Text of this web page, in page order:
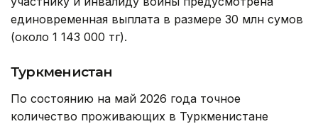
единовременная выплата в размере 30 млн сумов
(около 1 143 000 тг).
Туркменистан
По состоянию на май 2026 года точное
количество проживающих в Туркменистане